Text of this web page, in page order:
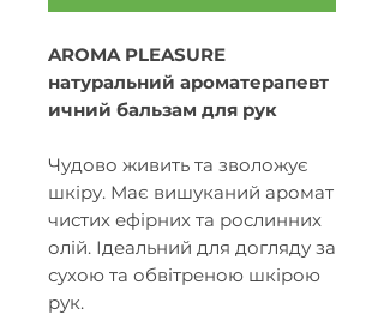
AROMA PLEASURE
натуральний ароматерапевт
ичний бальзам для рук
Чудово живить та зволожує
шкіру. Має вишуканий аромат
чистих ефірних та рослинних
олій. Ідеальний для догляду за
сухою та обвітреною шкірою
рук.